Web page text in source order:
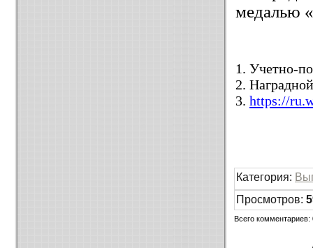
медалью «
1. Учетно-
2.
3. https://
Категория:
Просмотров:
Всего комментариев: